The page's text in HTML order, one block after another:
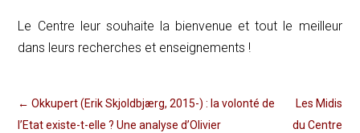
Le Centre leur souhaite la bienvenue et tout le meilleur
dans leurs recherches et enseignements !
←Okkupert (Erik Skjoldbjærg, 2015-) : la volonté de
l’Etat existe-t-elle ? Une analyse d’Olivier
Les Midis
du Centre